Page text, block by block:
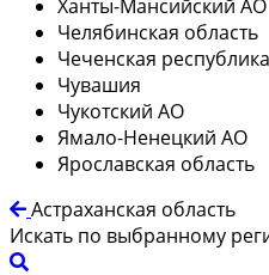
Ханты-Мансийский АО
Челябинская область
Чеченская республика
Чувашия
Чукотский АО
Ямало-Ненецкий АО
Ярославская область
Астраханская область
Искать по выбранному